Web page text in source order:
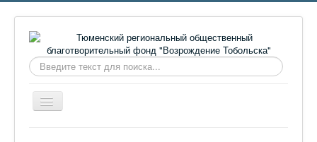
Искать...
Включить/
выключить